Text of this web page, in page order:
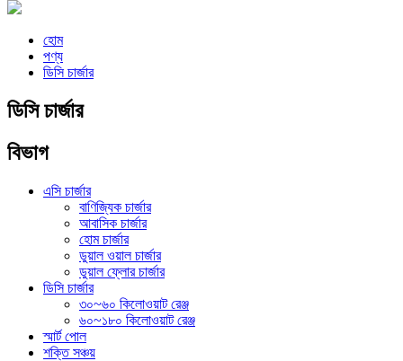
হোম
পণ্য
ডিসি চার্জার
ডিসি চার্জার
বিভাগ
এসি চার্জার
বাণিজ্যিক চার্জার
আবাসিক চার্জার
হোম চার্জার
ডুয়াল ওয়াল চার্জার
ডুয়াল ফ্লোর চার্জার
ডিসি চার্জার
৩০~৬০ কিলোওয়াট রেঞ্জ
৬০~১৮০ কিলোওয়াট রেঞ্জ
স্মার্ট পোল
শক্তি সঞ্চয়